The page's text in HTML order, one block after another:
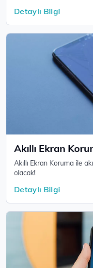
Detaylı Bilgi
Akıllı Ekran
Akıllı Ekran Koruma ile
olacak!
Detaylı Bilgi